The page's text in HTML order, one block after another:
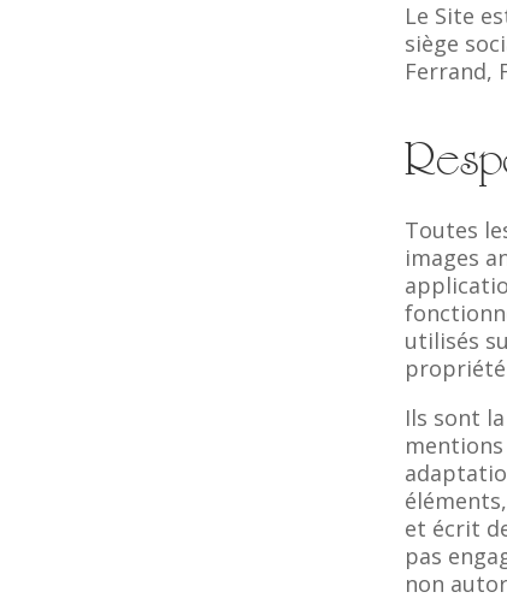
Le Site
siège
Ferrand,
Toutes
images
utilisés
Ils sont
et écrit
pas
non